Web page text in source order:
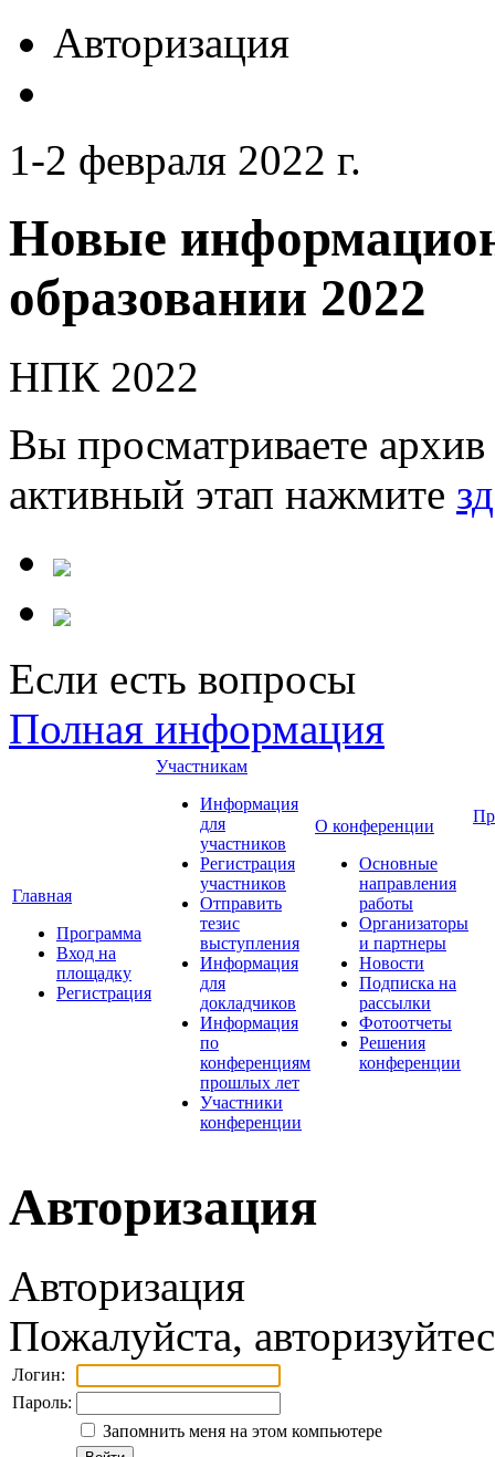
Авторизация
1-2 февраля 2022 г.
Новые
образовании 2022
НПК 2022
Вы просматриваете
активный этап нажмите
Если есть вопросы
Полная информация
Главная
Программа
Вход на
площадку
Регистрация
Участникам
Информация
для
участников
Регистрация
участников
Отправить
тезис
выступления
Информация
для
докладчиков
Информация
по
конференциям
прошлых лет
Участники
конференции
О конференции
Основные
направления
работы
Организаторы
и партнеры
Новости
Подписка на
рассылки
Фотоотчеты
Решения
конференции
Авторизация
Авторизация
Пожалуйста,
Логин:
Пароль:
Запомнить меня на этом компьютере